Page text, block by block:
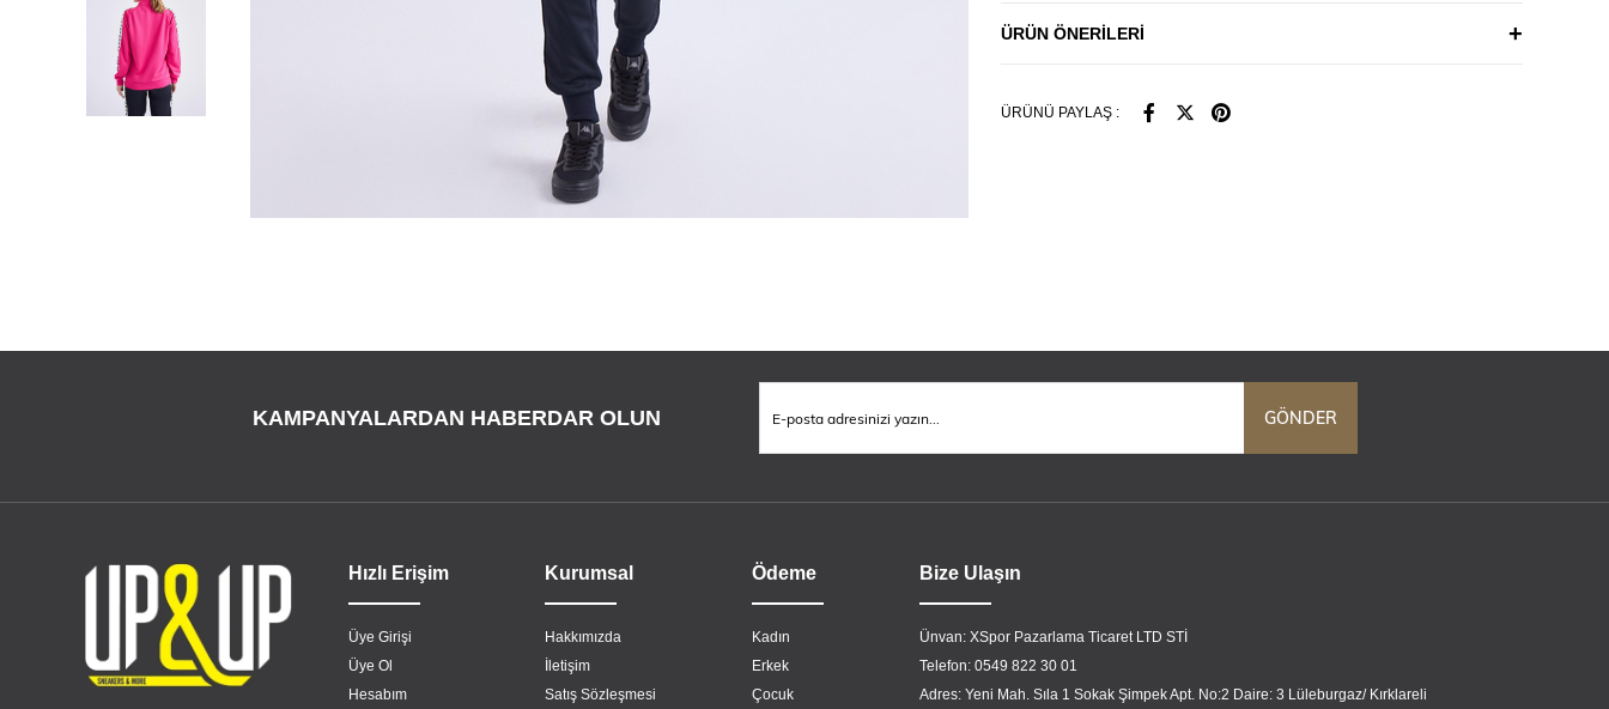
ÜRÜN ÖNERILERI
ÜRÜNÜ PAYLAŞ :
KAMPANYALARDAN HABERDAR OLUN GÖNDER
Hızlı Erişim
Üye Girişi
Üye Ol
Hesabım
Kurumsal
Hakkımızda
İletişim
Satış Sözleşmesi
Ödeme
Kadın
Erkek
Çocuk
Bize Ulaşın
Ünvan: XSpor Pazarlama Ticaret LTD STİ
Telefon: 0549 822 30 01
Adres: Yeni Mah. Sıla 1 Sokak Şimpek Apt. No:2 Daire: 3 Lüleburgaz/ Kırklareli